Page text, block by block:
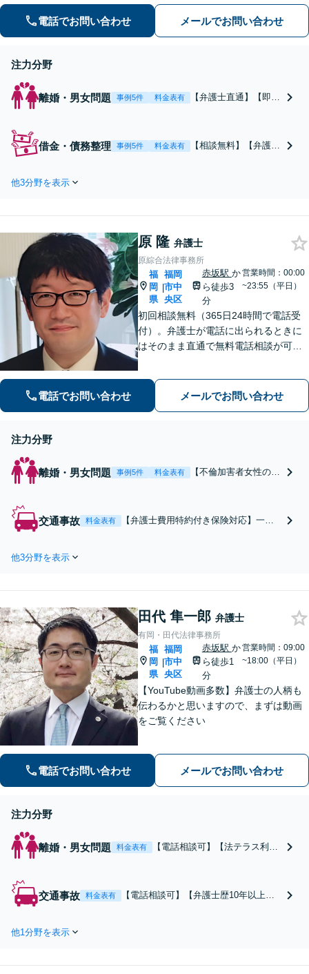
料、債権回収を誠心誠意サポート！お
気軽にご相談ください！ 【夜間休日対
電話でお問い合わせ メールでお問い合わせ
注力分野
離婚・男女問題 事例5件 料金表有
【弁護士直通】【即日
し、スピーディーに対
応！【Google口コミ高
ナブルな費用】【赤坂
駅徒歩3分】
借金・債務整理 事例5件 料金表有
【相談無料】【弁護士
放棄【10000件の圧倒
となら何でもご相談く
ださい！【スピード対
応！】【赤坂駅徒歩3
分】【Google口コミ高
評価】
他3分野を表示
原 隆 弁護士
原綜合法律事務所
福
岡
県
|
福岡
市中
央区
赤坂駅 か
ら徒歩3
分
営業時間：00:00
~23:55（平日）
初回相談無料（365日24時間で電話受
付）。弁護士が電話に出られるときに
はそのまま直通で無料電話相談が可能
電話でお問い合わせ メールでお問い合わせ
注力分野
離婚・男女問題 事例5件 料金表有
【不倫加害者女性の弁
無料相談を24H電話で
受付けています】
交通事故 料金表有
【弁護士費用特約付き保険対応】一人
【医療知識が豊富な弁護士在籍】
他3分野を表示
田代 隼一郎 弁護士
有岡・田代法律事務所
福
岡
県
|
福岡
市中
央区
赤坂駅 か
ら徒歩1
分
営業時間：09:00
~18:00（平日）
【YouTube動画多数】弁護士の人柄も
伝わるかと思いますので、まずは動画
をご覧ください
電話でお問い合わせ メールでお問い合わせ
注力分野
離婚・男女問題 料金表有
【電話相談可】【法テラス利用
婚協議・調停の交渉はお任せ！
不貞慰謝料請求／財産分与／親
交通事故 料金表有
【電話相談可】【弁護士歴10年以上】
ら実質負担がゼロ円に！【夜間・休日
他1分野を表示